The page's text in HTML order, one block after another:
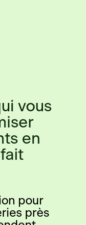
vous
en
pour
près